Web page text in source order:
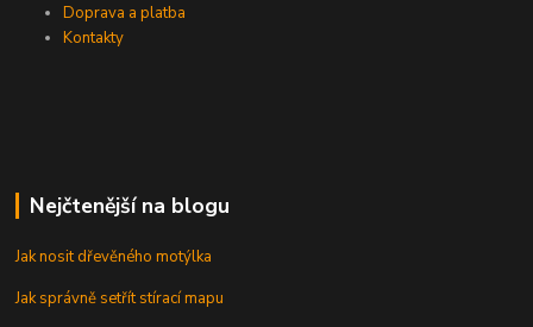
Doprava a platba
Kontakty
Nejčtenější na blogu
Jak nosit dřevěného motýlka
Jak správně setřít stírací mapu